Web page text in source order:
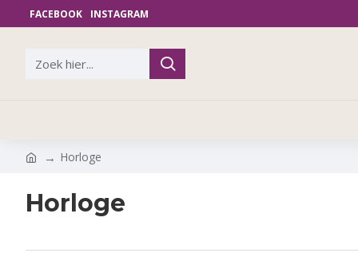
FACEBOOK INSTAGRAM
Horloge
Horloge